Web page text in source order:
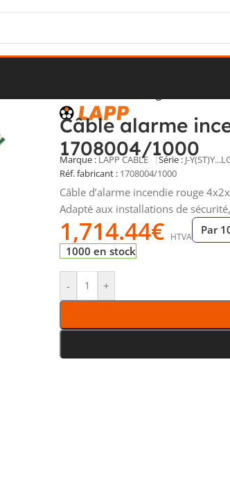
Câble alarme
1708004/1000
Marque :LAPP CABLE Série : J-
Réf. fabricant :1708004/1000
Câble d’alarme incendie rouge
Adapté aux installations de
1,714.44€ HTVA
Par
1000 en stock
- +